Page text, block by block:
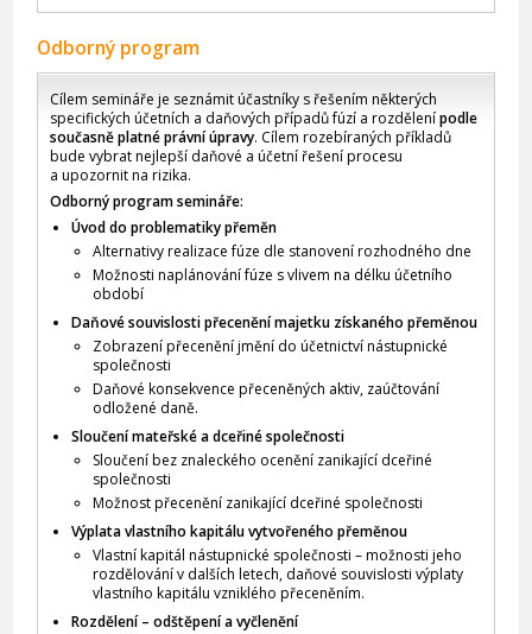
Odborný program
Cílem semináře je seznámit účastníky s řešením některých
specifických účetních a daňových případů fúzí a rozdělenípodle
současně platné právní úpravy. Cílem rozebíraných příkladů
bude vybrat nejlepší daňové a účetní řešení procesu
a upozornit na rizika.
Odborný program semináře:
Úvod do problematiky přeměn
Alternativy realizace fúze dle stanovení rozhodného dne
Možnosti naplánování fúze s vlivem na délku účetního
období
Daňové souvislosti přecenění majetku získaného přeměnou
Zobrazení přecenění jmění do účetnictví nástupnické
společnosti
Daňové konsekvence přeceněných aktiv, zaúčtování
odložené daně.
Sloučení mateřské a dceřiné společnosti
Sloučení bez znaleckého ocenění zanikající dceřiné
společnosti
Možnost přecenění zanikající dceřiné společnosti
Výplata vlastního kapitálu vytvořeného přeměnou
Vlastní kapitál nástupnické společnosti – možnosti jeho
rozdělování v dalších letech, daňové souvislosti výplaty
vlastního kapitálu vzniklého přeceněním.
Rozdělení – odštěpení a vyčlenění